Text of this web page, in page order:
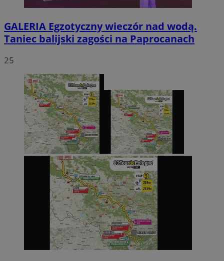
GALERIA Egzotyczny wieczór nad wodą.
Taniec balijski zagości na Paprocanach
25